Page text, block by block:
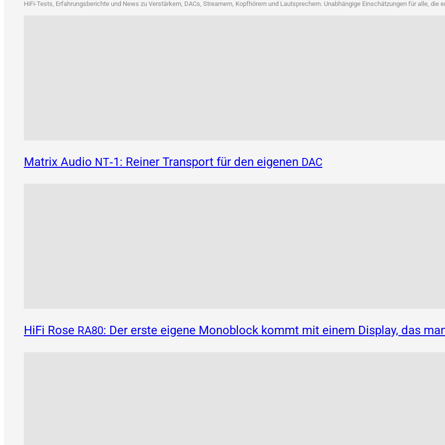
HiFi-Tests, Erfah­rungs­be­rich­te und News zu Ver­stär­kern, DACs, Strea­mern, Kopf­hö­rern und Laut­spre­chern. Unab­hän­gi­ge Ein­schät­zun­gen für alle, die
Matrix Audio NT‑1: Reiner Transport für den eigenen DAC
HiFi Rose RA80: Der erste eigene Monoblock kommt mit einem Display, das